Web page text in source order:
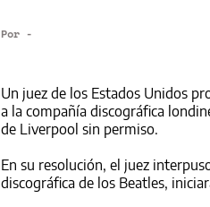
Por -
Un juez de los Estados Unidos
a la compañía discográfica
de Liverpool sin permiso.
En su resolución, el juez
discográfica de los Beatles,